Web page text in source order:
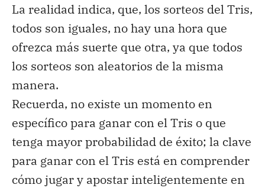
La realidad indica, que, los sorteos del Tris,
todos son iguales, no hay una hora que
ofrezca más suerte que otra, ya que todos
los sorteos son aleatorios de la misma
manera.
Recuerda, no existe un momento en
específico para ganar con el Tris o que
tenga mayor probabilidad de éxito; la clave
para ganar con el Tris está en comprender
cómo jugar y apostar inteligentemente en